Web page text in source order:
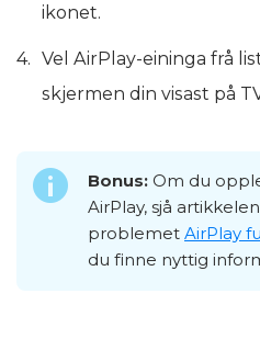
ikonet.
Vel AirPlay-eininga frå
skjermen din visast på
Bonus: Om du
AirPlay, sjå
problemet AirPlay
du finne nyttig